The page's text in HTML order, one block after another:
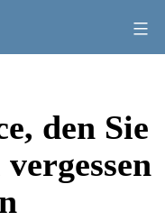
den Sie